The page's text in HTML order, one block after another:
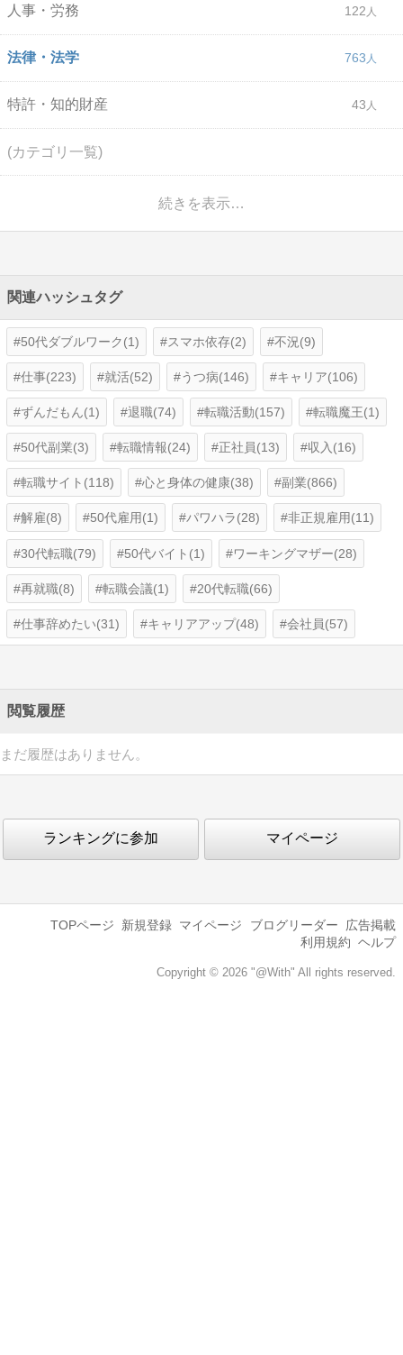
人事・労務 122
法律・法学 763
特許・知的財産 43
(カテゴリ一覧)
続きを表示…
関連ハッシュタグ
50代ダブルワーク(1) スマホ依存(2) 不況(9)
仕事(223) 就活(52) うつ病(146) キャリア(106)
ずんだもん(1) 退職(74) 転職活動(157) 転職魔王(1)
50代副業(3) 転職情報(24) 正社員(13) 収入(16)
転職サイト(118) 心と身体の健康(38) 副業(866)
解雇(8) 50代雇用(1) パワハラ(28) 非正規雇用(11)
30代転職(79) 50代バイト(1) ワーキングマザー(28)
再就職(8) 転職会議(1) 20代転職(66)
仕事辞めたい(31) キャリアアップ(48) 会社員(57)
閲覧履歴
まだ履歴はありません。
ランキングに参加 マイページ
TOPページ 新規登録 マイページ ブログリーダー
広告掲載
利用規約 ヘルプ
Copyright © 2026 "@With" All rights reserved.